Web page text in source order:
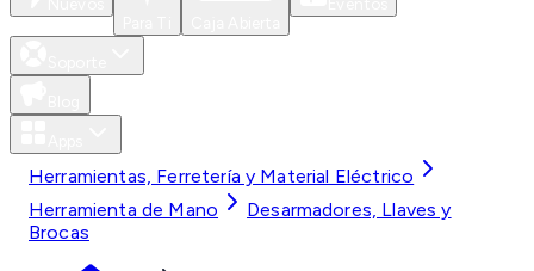
Herramientas, Ferretería y Material Eléctrico
Herramienta de Mano
Desarmadores, Llaves y
Brocas